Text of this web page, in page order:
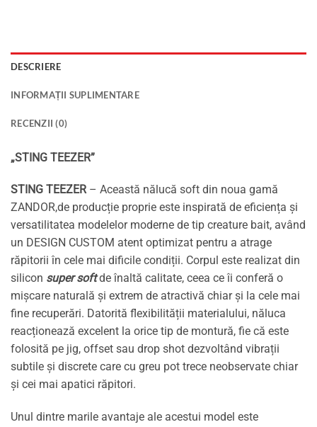
DESCRIERE
INFORMAȚII SUPLIMENTARE
RECENZII (0)
„STING TEEZER”
STING TEEZER– Această nălucă soft din noua gamă
ZANDOR,de producție proprie este inspirată de eficiența și
versatilitatea modelelor moderne de tip creature bait, având
un DESIGN CUSTOM atent optimizat pentru a atrage
răpitorii în cele mai dificile condiții. Corpul este realizat din
silicon super softde înaltă calitate, ceea ce îi conferă o
mișcare naturală și extrem de atractivă chiar și la cele mai
fine recuperări. Datorită flexibilității materialului, năluca
reacționează excelent la orice tip de montură, fie că este
folosită pe jig, offset sau drop shot dezvoltând vibrații
subtile și discrete care cu greu pot trece neobservate chiar
și cei mai apatici răpitori.
Unul dintre marile avantaje ale acestui model este